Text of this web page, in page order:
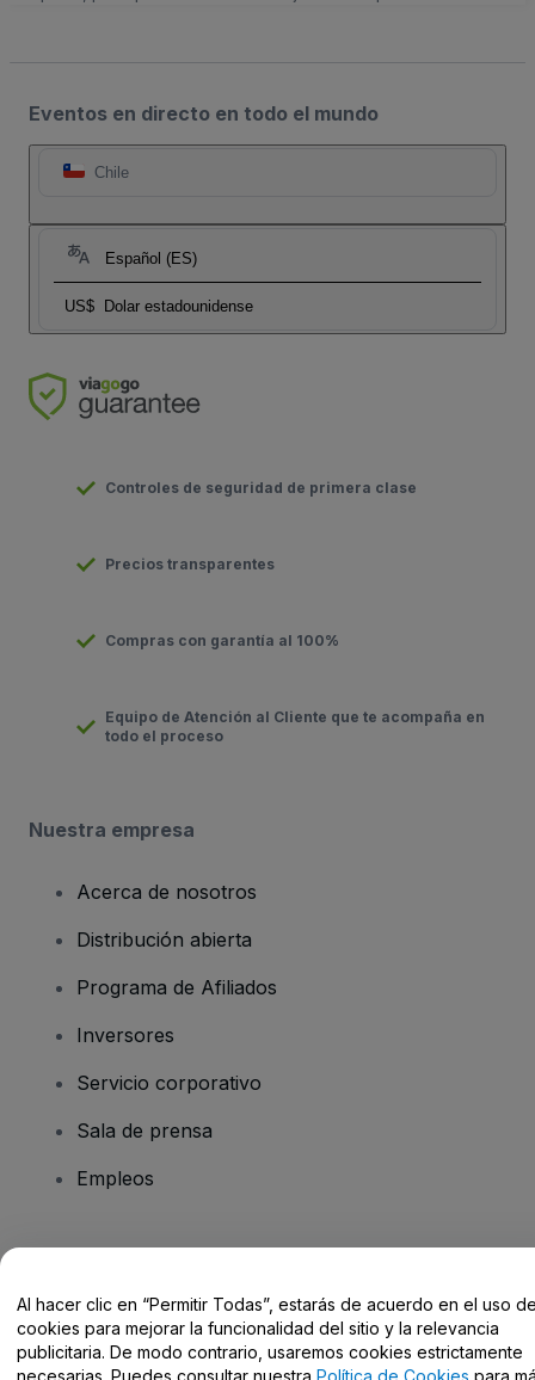
Eventos en directo en todo el mundo
Chile
Español (ES)
US$ Dolar estadounidense
Controles de seguridad de primera clase
Precios transparentes
Compras con garantía al 100%
Equipo de Atención al Cliente que te acompaña en
todo el proceso
Nuestra empresa
Acerca de nosotros
Distribución abierta
Programa de Afiliados
Inversores
Servicio corporativo
Sala de prensa
Empleos
Centro de Ayuda / Contacto
Al hacer clic en “Permitir Todas”, estarás de acuerdo en el uso
cookies para mejorar la funcionalidad del sitio y la relevancia
publicitaria. De modo contrario, usaremos cookies estrictamente
necesarias. Puedes consultar nuestra Política de Cookies para